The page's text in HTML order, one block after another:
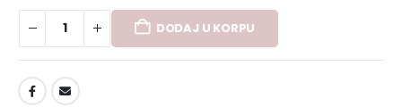
DODAJ U KORPU